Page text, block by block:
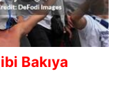
Bakıya